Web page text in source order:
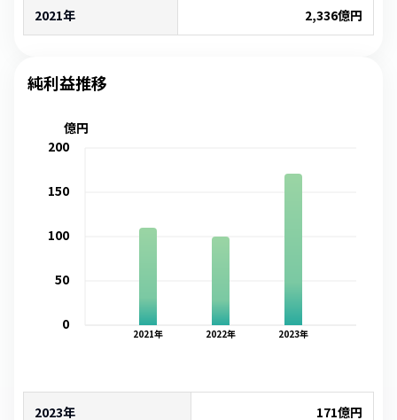
2021年 2,336億円
純利益推移
2021年 2022年 2023年
0
50
100
150
200
億円
2023年 171億円